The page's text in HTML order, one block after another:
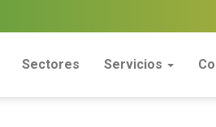
Sectores Servicios